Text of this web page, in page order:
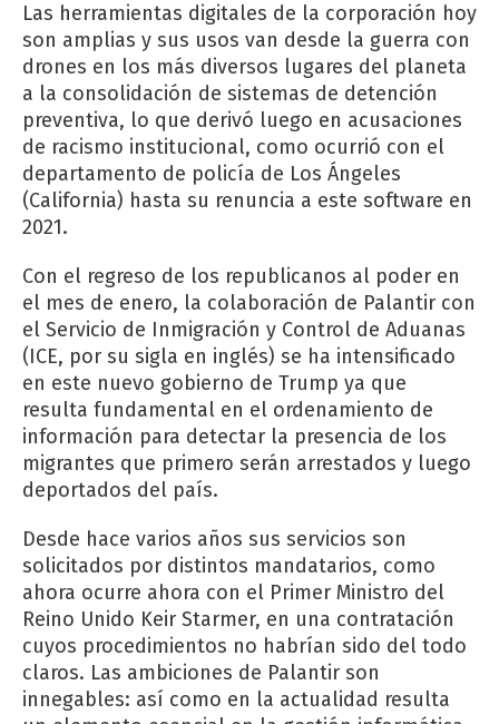
Las herramientas digitales de la corporación hoy
son amplias y sus usos van desde la guerra con
drones en los más diversos lugares del planeta
a la consolidación de sistemas de detención
preventiva, lo que derivó luego en acusaciones
de racismo institucional, como ocurrió con el
departamento de policía de Los Ángeles
(California) hasta su renuncia a este software en
2021.
Con el regreso de los republicanos al poder en
el mes de enero, la colaboración de Palantir con
el Servicio de Inmigración y Control de Aduanas
(ICE, por su sigla en inglés) se ha intensificado
en este nuevo gobierno de Trump ya que
resulta fundamental en el ordenamiento de
información para detectar la presencia de los
migrantes que primero serán arrestados y luego
deportados del país.
Desde hace varios años sus servicios son
solicitados por distintos mandatarios, como
ahora ocurre ahora con el Primer Ministro del
Reino Unido Keir Starmer, en una contratación
cuyos procedimientos no habrían sido del todo
claros. Las ambiciones de Palantir son
innegables: así como en la actualidad resulta